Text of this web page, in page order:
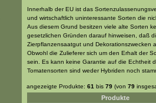
Innerhalb der EU ist das
und wirtschaftlich uninteressante Sorten die
Aus diesem Grund besitzen viele alte Sorten
gesetzlichen Gründen darauf hinweisen, daß
Zierpflanzensaatgut und Dekorationszwecken
Obwohl die Zulieferer sich um den Erhalt der
sein. Es kann keine Garantie auf die Echtheit
Tomatensorten sind weder Hybriden noch
angezeigte Produkte: 61 bis 79 (von 79
Produkte